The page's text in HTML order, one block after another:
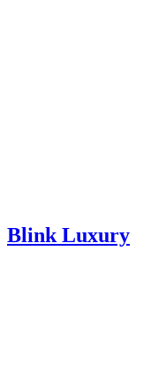
Blink Luxury